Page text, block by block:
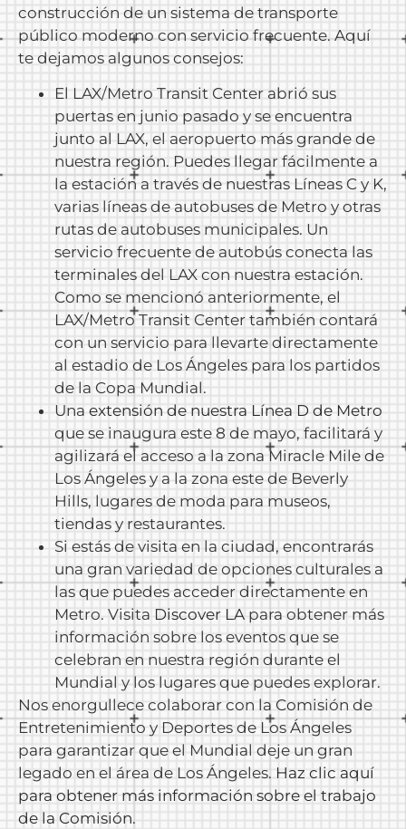
construcción de un sistema de transporte
público moderno con servicio frecuente. Aquí
te dejamos algunos consejos:
El LAX/Metro Transit Center abrió sus
puertas en junio pasado y se encuentra
junto al LAX, el aeropuerto más grande de
nuestra región. Puedes llegar fácilmente a
la estación a través de nuestras Líneas C y K,
varias líneas de autobuses de Metro y otras
rutas de autobuses municipales. Un
servicio frecuente de autobús conecta las
terminales del LAX con nuestra estación.
Como se mencionó anteriormente, el
LAX/Metro Transit Center también contará
con un servicio para llevarte directamente
al estadio de Los Ángeles para los partidos
de la Copa Mundial.
Una extensión de nuestra Línea D de Metro
que se inaugura este 8 de mayo, facilitará y
agilizará el acceso a la zona Miracle Mile de
Los Ángeles y a la zona este de Beverly
Hills, lugares de moda para museos,
tiendas y restaurantes.
Si estás de visita en la ciudad, encontrarás
una gran variedad de opciones culturales a
las que puedes acceder directamente en
Metro. Visita Discover LA para obtener más
información sobre los eventos que se
celebran en nuestra región durante el
Mundial y los lugares que puedes explorar.
Nos enorgullece colaborar con la Comisión de
Entretenimiento y Deportes de Los Ángeles
para garantizar que el Mundial deje un gran
legado en el área de Los Ángeles. Haz clic aquí
para obtener más información sobre el trabajo
de la Comisión.